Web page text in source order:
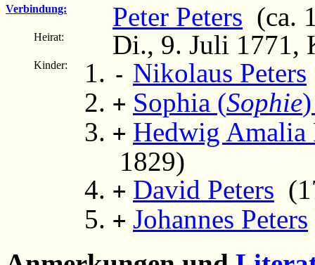
Verbindung: Peter Peters (ca.
Heirat: Di., 9. Juli 1771,
Kinder: - Nikolaus Peters
+ Sophia (Sophie
+ Hedwig Amalia
1829)
+ David Peters
+ Johannes Peters